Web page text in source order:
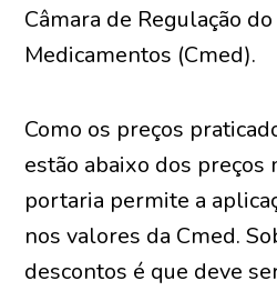
Câmara de Regulação
Medicamentos (Cmed).
Como os preços
estão abaixo dos preços
portaria permite a
nos valores da Cmed.
descontos é que deve